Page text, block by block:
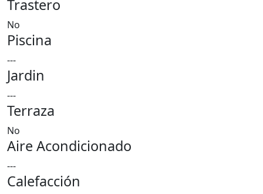
Trastero
No
Piscina
---
Jardin
---
Terraza
No
Aire Acondicionado
---
Calefacción